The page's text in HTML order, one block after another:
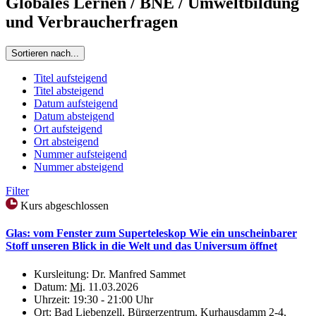
und Verbraucherfragen
Sortieren nach...
Titel aufsteigend
Titel absteigend
Datum aufsteigend
Datum absteigend
Ort aufsteigend
Ort absteigend
Nummer aufsteigend
Nummer absteigend
Filter
Kurs abgeschlossen
Glas: vom Fenster zum Superteleskop Wie ein unscheinbarer
Stoff unseren Blick in die Welt und das Universum öffnet
Kursleitung: Dr. Manfred Sammet
Datum: Mi. 11.03.2026
Uhrzeit: 19:30 - 21:00 Uhr
Ort: Bad Liebenzell, Bürgerzentrum, Kurhausdamm 2-4,